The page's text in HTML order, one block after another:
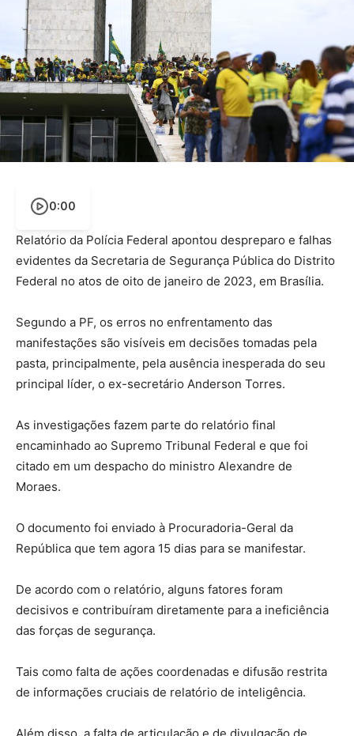
0:00
Relatório da Polícia Federal apontou despreparo e falhas
evidentes da Secretaria de Segurança Pública do Distrito
Federal no atos de oito de janeiro de 2023, em Brasília.
Segundo a PF, os erros no enfrentamento das
manifestações são visíveis em decisões tomadas pela
pasta, principalmente, pela ausência inesperada do seu
principal líder, o ex-secretário Anderson Torres.
As investigações fazem parte do relatório final
encaminhado ao Supremo Tribunal Federal e que foi
citado em um despacho do ministro Alexandre de
Moraes.
O documento foi enviado à Procuradoria-Geral da
República que tem agora 15 dias para se manifestar.
De acordo com o relatório, alguns fatores foram
decisivos e contribuíram diretamente para a ineficiência
das forças de segurança.
Tais como falta de ações coordenadas e difusão restrita
de informações cruciais de relatório de inteligência.